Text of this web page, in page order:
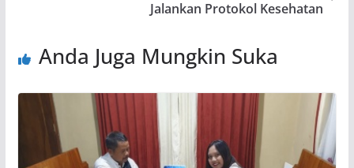
Jalankan Protokol Kesehatan
Anda Juga Mungkin Suka